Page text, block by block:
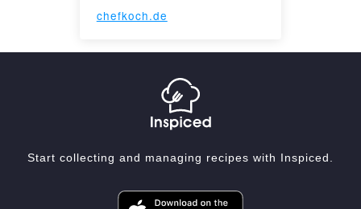
chefkoch.de
Start collecting and managing recipes with Inspiced.